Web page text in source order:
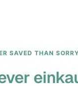
SAVED THAN